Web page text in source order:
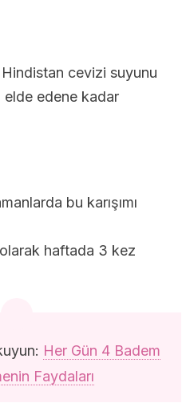
cevizi suyunu
elde edene kadar
bu karışımı
haftada 3 kez
Her Gün 4 Badem
Faydaları